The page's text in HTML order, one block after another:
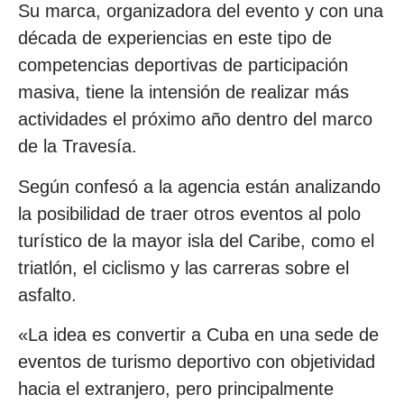
Su marca, organizadora del evento y con una
década de experiencias en este tipo de
competencias deportivas de participación
masiva, tiene la intensión de realizar más
actividades el próximo año dentro del marco
de la Travesía.
Según confesó a la agencia están analizando
la posibilidad de traer otros eventos al polo
turístico de la mayor isla del Caribe, como el
triatlón, el ciclismo y las carreras sobre el
asfalto.
«La idea es convertir a Cuba en una sede de
eventos de turismo deportivo con objetividad
hacia el extranjero, pero principalmente